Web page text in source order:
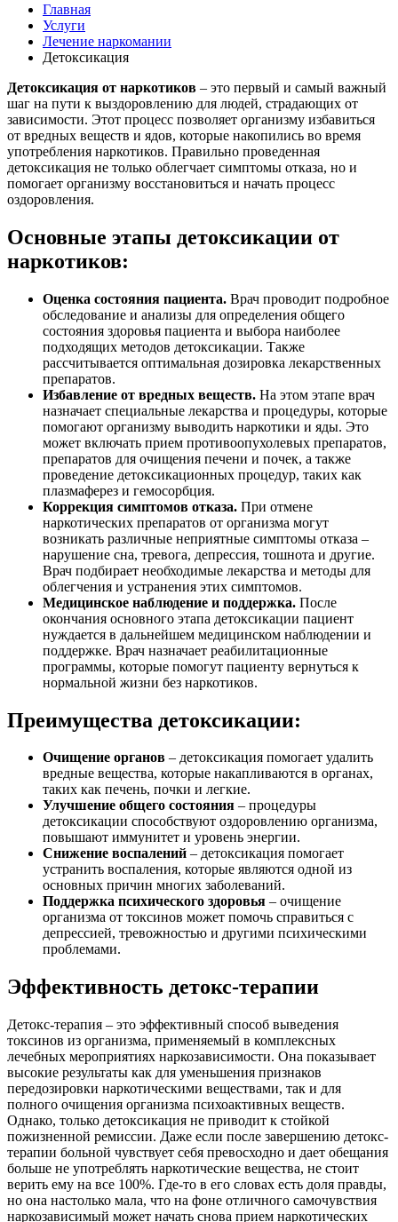
Главная
Услуги
Лечение наркомании
Детоксикация
Детоксикация от наркотиков – это первый и самый важный
шаг на пути к выздоровлению для людей, страдающих от
зависимости. Этот процесс позволяет организму избавиться
от вредных веществ и ядов, которые накопились во время
употребления наркотиков. Правильно проведенная
детоксикация не только облегчает симптомы отказа, но и
помогает организму восстановиться и начать процесс
оздоровления.
Основные этапы детоксикации от
наркотиков:
Оценка состояния пациента. Врач проводит подробное
обследование и анализы для определения общего
состояния здоровья пациента и выбора наиболее
подходящих методов детоксикации. Также
рассчитывается оптимальная дозировка лекарственных
препаратов.
Избавление от вредных веществ. На этом этапе врач
назначает специальные лекарства и процедуры, которые
помогают организму выводить наркотики и яды. Это
может включать прием противоопухолевых препаратов,
препаратов для очищения печени и почек, а также
проведение детоксикационных процедур, таких как
плазмаферез и гемосорбция.
Коррекция симптомов отказа. При отмене
наркотических препаратов от организма могут
возникать различные неприятные симптомы отказа –
нарушение сна, тревога, депрессия, тошнота и другие.
Врач подбирает необходимые лекарства и методы для
облегчения и устранения этих симптомов.
Медицинское наблюдение и поддержка. После
окончания основного этапа детоксикации пациент
нуждается в дальнейшем медицинском наблюдении и
поддержке. Врач назначает реабилитационные
программы, которые помогут пациенту вернуться к
нормальной жизни без наркотиков.
Преимущества детоксикации:
Очищение органов – детоксикация помогает удалить
вредные вещества, которые накапливаются в органах,
таких как печень, почки и легкие.
Улучшение общего состояния – процедуры
детоксикации способствуют оздоровлению организма,
повышают иммунитет и уровень энергии.
Снижение воспалений – детоксикация помогает
устранить воспаления, которые являются одной из
основных причин многих заболеваний.
Поддержка психического здоровья – очищение
организма от токсинов может помочь справиться с
депрессией, тревожностью и другими психическими
проблемами.
Эффективность детокс-терапии
Детокс-терапия – это эффективный способ выведения
токсинов из организма, применяемый в комплексных
лечебных мероприятиях наркозависимости. Она показывает
высокие результаты как для уменьшения признаков
передозировки наркотическими веществами, так и для
полного очищения организма психоактивных веществ.
Однако, только детоксикация не приводит к стойкой
пожизненной ремиссии. Даже если после завершению детокс-
терапии больной чувствует себя превосходно и дает обещания
больше не употреблять наркотические вещества, не стоит
верить ему на все 100%. Где-то в его словах есть доля правды,
но она настолько мала, что на фоне отличного самочувствия
наркозависимый может начать снова прием наркотических